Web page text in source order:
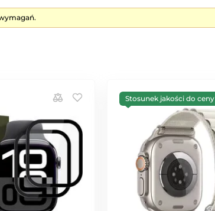
Stosunek jakości do ceny